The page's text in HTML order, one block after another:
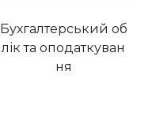
Бухгалтерський об
лік та оподаткуван
ня